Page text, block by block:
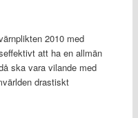
2010 med
att ha en allmän
ska vara vilande med
drastiskt